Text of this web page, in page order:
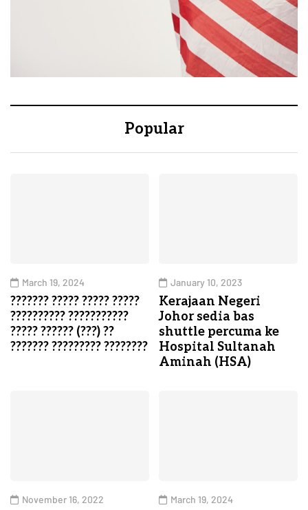
Popular
March 19, 2024
??????? ????? ????? ?????
?????????? ???????????
????? ?????? (???) ??
??????? ????????? ????????
January 10, 2023
Kerajaan Negeri
Johor sedia bas
shuttle percuma ke
Hospital Sultanah
Aminah (HSA)
November 16, 2022 March 19, 2024